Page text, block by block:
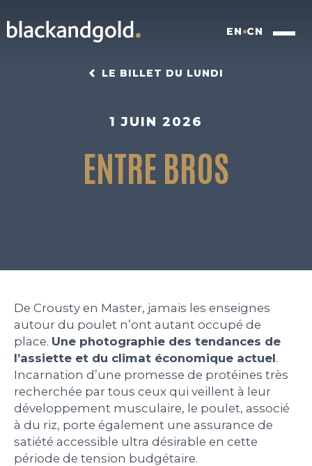
EN CN
INSIGHTFUL BRANDING
BLACKBOX
WORK
PEOPLE
LE BILLET DU LUNDI
CONTACT
LE BILLET DU LUNDI
1 JUIN 2026
ENTRE BROS
De Crousty en Master, jamais les enseignes
autour du poulet n’ont autant occupé de
place. Une photographie des tendances de
l’assiette et du climat économique actuel.
Incarnation d’une promesse de protéines très
recherchée par tous ceux qui veillent à leur
développement musculaire, le poulet, associé
à du riz, porte également une assurance de
satiété accessible ultra désirable en cette
période de tension budgétaire.